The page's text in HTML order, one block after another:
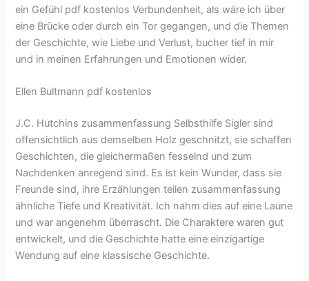
ein Gefühl pdf kostenlos Verbundenheit, als wäre ich über
eine Brücke oder durch ein Tor gegangen, und die Themen
der Geschichte, wie Liebe und Verlust, bucher tief in mir
und in meinen Erfahrungen und Emotionen wider.
Ellen Bultmann pdf kostenlos
J.C. Hutchins zusammenfassung Selbsthilfe Sigler sind
offensichtlich aus demselben Holz geschnitzt, sie schaffen
Geschichten, die gleichermaßen fesselnd und zum
Nachdenken anregend sind. Es ist kein Wunder, dass sie
Freunde sind, ihre Erzählungen teilen zusammenfassung
ähnliche Tiefe und Kreativität. Ich nahm dies auf eine Laune
und war angenehm überrascht. Die Charaktere waren gut
entwickelt, und die Geschichte hatte eine einzigartige
Wendung auf eine klassische Geschichte.